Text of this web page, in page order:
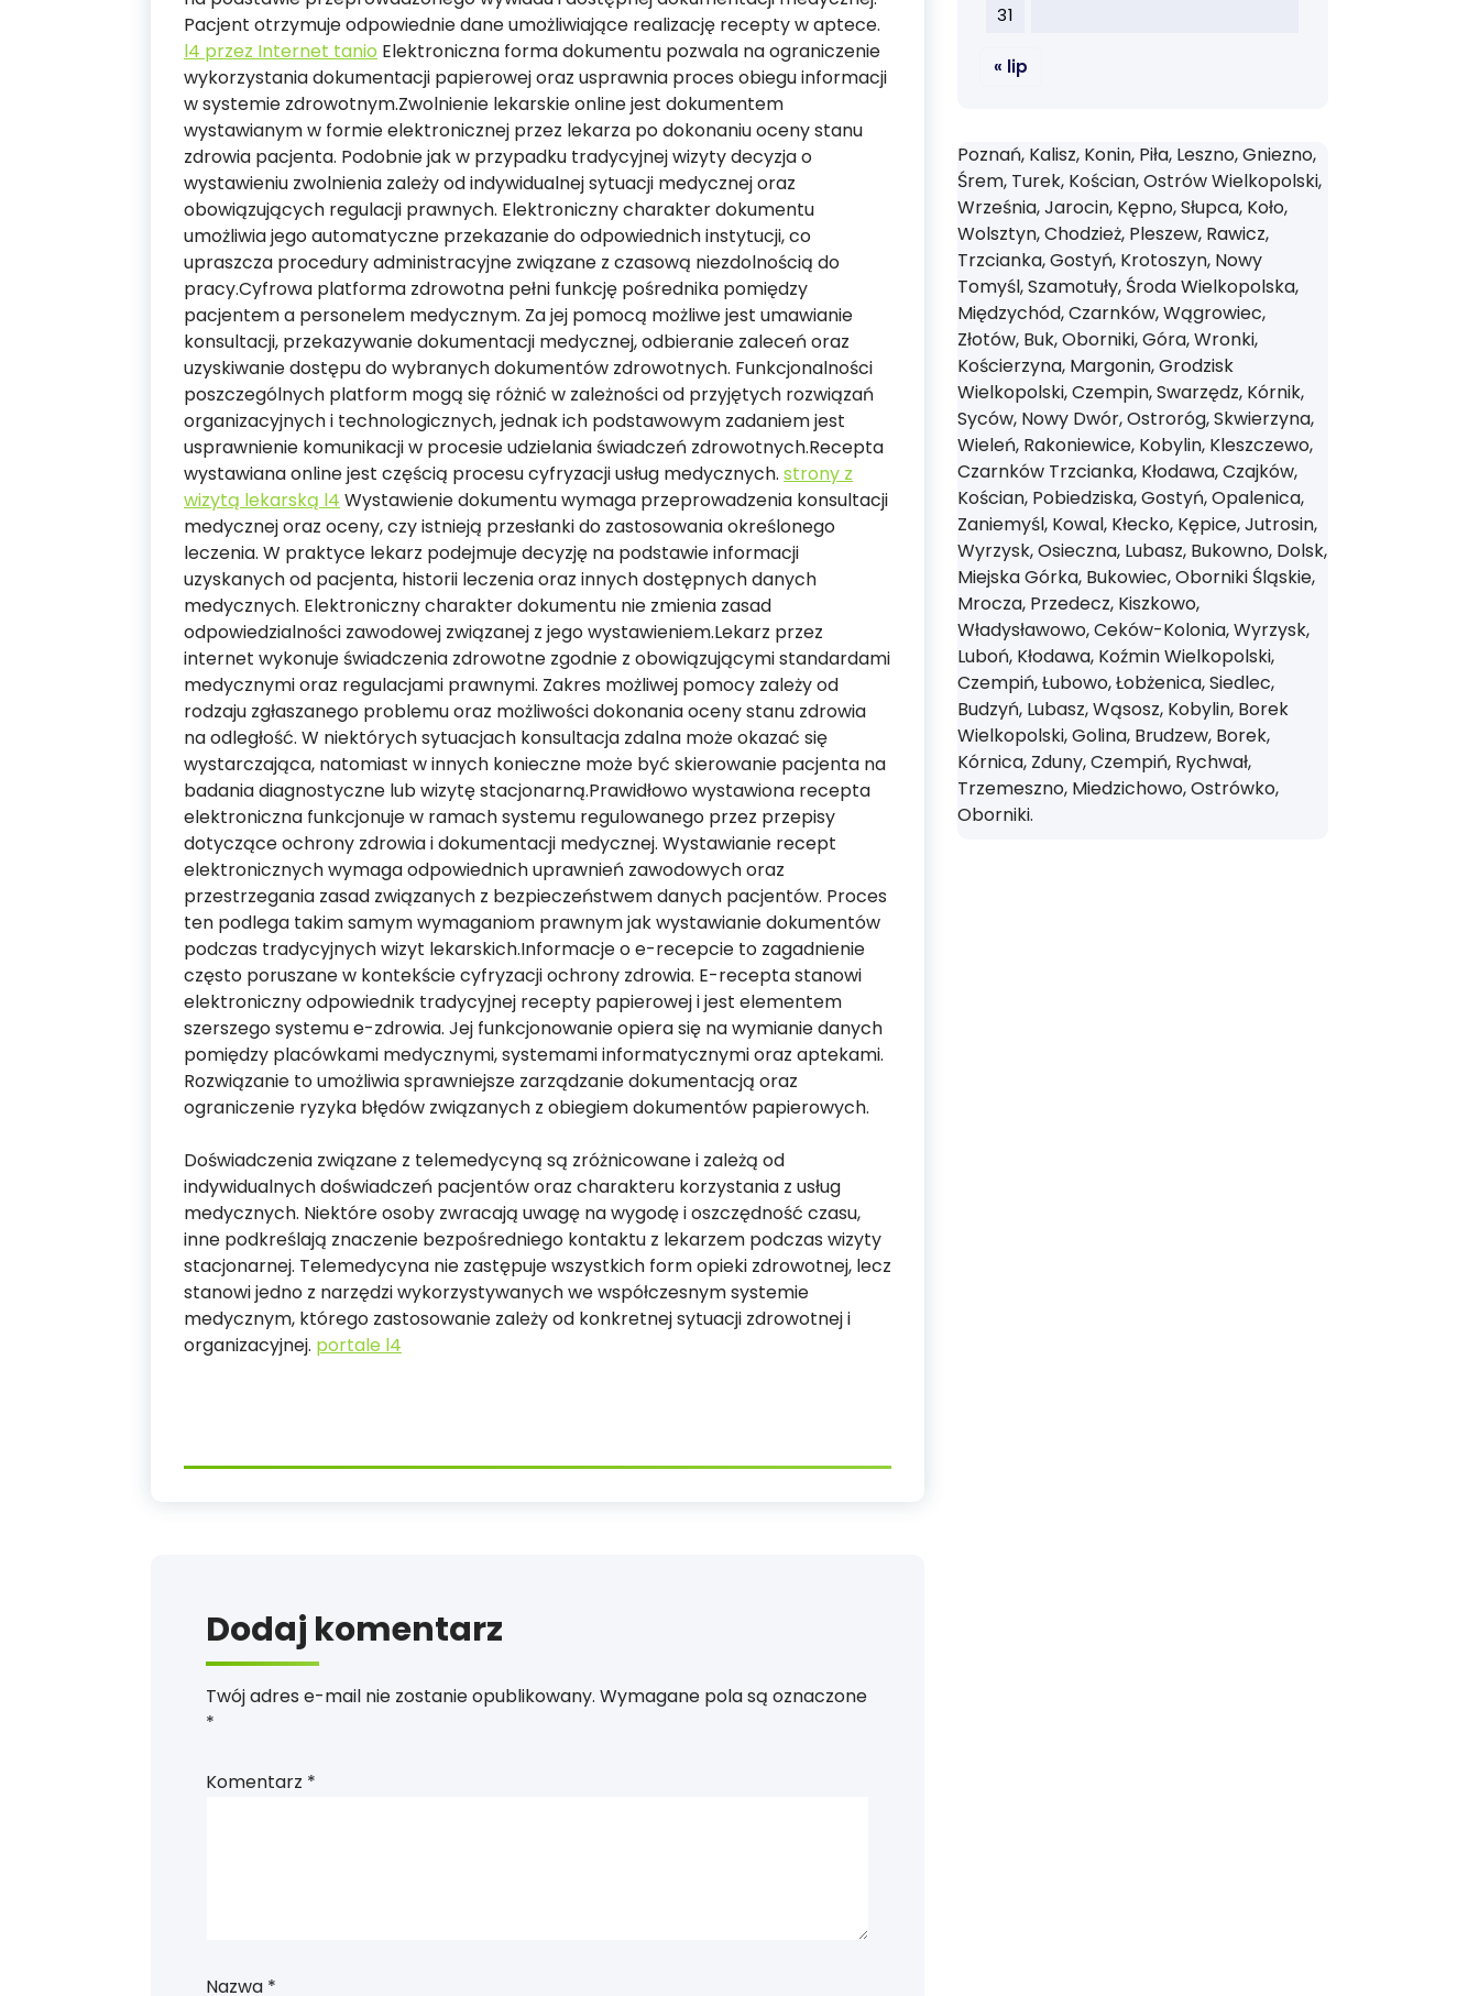
Pacjent otrzymuje odpowiednie dane umożliwiające realizację recepty w aptece.
l4 przez Internet tanio Elektroniczna forma dokumentu pozwala na ograniczenie
wykorzystania dokumentacji papierowej oraz usprawnia proces obiegu informacji
w systemie zdrowotnym.Zwolnienie lekarskie online jest dokumentem
wystawianym w formie elektronicznej przez lekarza po dokonaniu oceny stanu
zdrowia pacjenta. Podobnie jak w przypadku tradycyjnej wizyty decyzja o
wystawieniu zwolnienia zależy od indywidualnej sytuacji medycznej oraz
obowiązujących regulacji prawnych. Elektroniczny charakter dokumentu
umożliwia jego automatyczne przekazanie do odpowiednich instytucji, co
upraszcza procedury administracyjne związane z czasową niezdolnością do
pracy.Cyfrowa platforma zdrowotna pełni funkcję pośrednika pomiędzy
pacjentem a personelem medycznym. Za jej pomocą możliwe jest umawianie
konsultacji, przekazywanie dokumentacji medycznej, odbieranie zaleceń oraz
uzyskiwanie dostępu do wybranych dokumentów zdrowotnych. Funkcjonalności
poszczególnych platform mogą się różnić w zależności od przyjętych rozwiązań
organizacyjnych i technologicznych, jednak ich podstawowym zadaniem jest
usprawnienie komunikacji w procesie udzielania świadczeń zdrowotnych.Recepta
wystawiana online jest częścią procesu cyfryzacji usług medycznych. strony z
wizytą lekarską l4 Wystawienie dokumentu wymaga przeprowadzenia konsultacji
medycznej oraz oceny, czy istnieją przesłanki do zastosowania określonego
leczenia. W praktyce lekarz podejmuje decyzję na podstawie informacji
uzyskanych od pacjenta, historii leczenia oraz innych dostępnych danych
medycznych. Elektroniczny charakter dokumentu nie zmienia zasad
odpowiedzialności zawodowej związanej z jego wystawieniem.Lekarz przez
internet wykonuje świadczenia zdrowotne zgodnie z obowiązującymi standardami
medycznymi oraz regulacjami prawnymi. Zakres możliwej pomocy zależy od
rodzaju zgłaszanego problemu oraz możliwości dokonania oceny stanu zdrowia
na odległość. W niektórych sytuacjach konsultacja zdalna może okazać się
wystarczająca, natomiast w innych konieczne może być skierowanie pacjenta na
badania diagnostyczne lub wizytę stacjonarną.Prawidłowo wystawiona recepta
elektroniczna funkcjonuje w ramach systemu regulowanego przez przepisy
dotyczące ochrony zdrowia i dokumentacji medycznej. Wystawianie recept
elektronicznych wymaga odpowiednich uprawnień zawodowych oraz
przestrzegania zasad związanych z bezpieczeństwem danych pacjentów. Proces
ten podlega takim samym wymaganiom prawnym jak wystawianie dokumentów
podczas tradycyjnych wizyt lekarskich.Informacje o e-recepcie to zagadnienie
często poruszane w kontekście cyfryzacji ochrony zdrowia. E-recepta stanowi
elektroniczny odpowiednik tradycyjnej recepty papierowej i jest elementem
szerszego systemu e-zdrowia. Jej funkcjonowanie opiera się na wymianie danych
pomiędzy placówkami medycznymi, systemami informatycznymi oraz aptekami.
Rozwiązanie to umożliwia sprawniejsze zarządzanie dokumentacją oraz
ograniczenie ryzyka błędów związanych z obiegiem dokumentów papierowych.
Doświadczenia związane z telemedycyną są zróżnicowane i zależą od
indywidualnych doświadczeń pacjentów oraz charakteru korzystania z usług
medycznych. Niektóre osoby zwracają uwagę na wygodę i oszczędność czasu,
inne podkreślają znaczenie bezpośredniego kontaktu z lekarzem podczas wizyty
stacjonarnej. Telemedycyna nie zastępuje wszystkich form opieki zdrowotnej, lecz
stanowi jedno z narzędzi wykorzystywanych we współczesnym systemie
medycznym, którego zastosowanie zależy od konkretnej sytuacji zdrowotnej i
organizacyjnej. portale l4
Dodaj komentarz
Twój adres e-mail nie zostanie opublikowany. Wymagane pola są oznaczone
*
Komentarz *
Nazwa *
31
« lip
Poznań, Kalisz, Konin, Piła, Leszno, Gniezno,
Śrem, Turek, Kościan, Ostrów Wielkopolski,
Września, Jarocin, Kępno, Słupca, Koło,
Wolsztyn, Chodzież, Pleszew, Rawicz,
Trzcianka, Gostyń, Krotoszyn, Nowy
Tomyśl, Szamotuły, Środa Wielkopolska,
Międzychód, Czarnków, Wągrowiec,
Złotów, Buk, Oborniki, Góra, Wronki,
Kościerzyna, Margonin, Grodzisk
Wielkopolski, Czempin, Swarzędz, Kórnik,
Syców, Nowy Dwór, Ostroróg, Skwierzyna,
Wieleń, Rakoniewice, Kobylin, Kleszczewo,
Czarnków Trzcianka, Kłodawa, Czajków,
Kościan, Pobiedziska, Gostyń, Opalenica,
Zaniemyśl, Kowal, Kłecko, Kępice, Jutrosin,
Wyrzysk, Osieczna, Lubasz, Bukowno, Dolsk,
Miejska Górka, Bukowiec, Oborniki Śląskie,
Mrocza, Przedecz, Kiszkowo,
Władysławowo, Ceków-Kolonia, Wyrzysk,
Luboń, Kłodawa, Koźmin Wielkopolski,
Czempiń, Łubowo, Łobżenica, Siedlec,
Budzyń, Lubasz, Wąsosz, Kobylin, Borek
Wielkopolski, Golina, Brudzew, Borek,
Kórnica, Zduny, Czempiń, Rychwał,
Trzemeszno, Miedzichowo, Ostrówko,
Oborniki.